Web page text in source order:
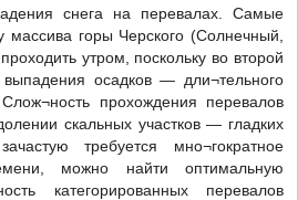
снега на перевалах. Самые
горы Черского (Солнечный,
утром, поскольку во второй
выпадения осадков — дли¬тельного
прохождения перевалов
скальных участков — гладких
требуется мно¬гократное
можно найти оптимальную
категорированных перевалов